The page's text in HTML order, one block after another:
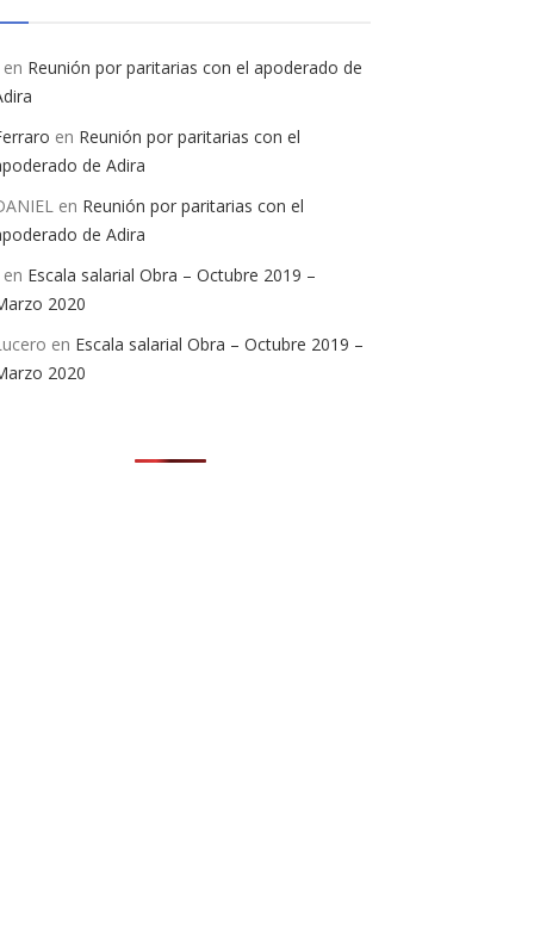
en Reunión por paritarias con el apoderado de
en Reunión por paritarias con el
de Adira
en Reunión por paritarias con el
de Adira
en Escala salarial Obra – Octubre 2019 –
2020
en Escala salarial Obra – Octubre 2019 –
2020